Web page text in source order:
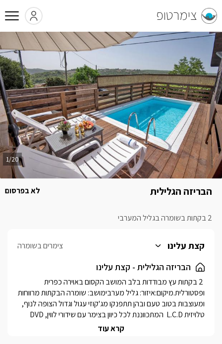
צימרטופ
הבריזה הגלילית
2 בקתות בשומרה בגליל המערבי
לא בפרסום
1/20
קצת עלינו צימרים בשומרה
הבריזה הגלילית - קצת עלינו
קרא עוד